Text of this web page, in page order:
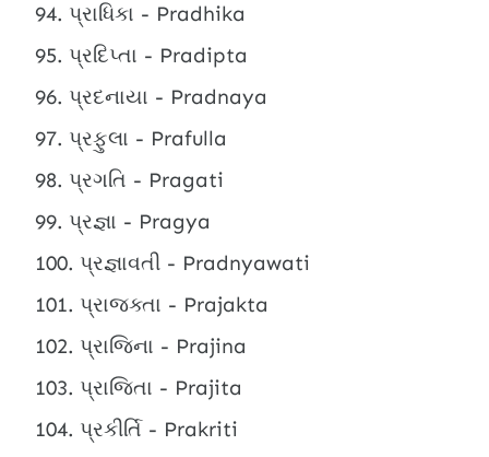
પ્રાધિકા - Pradhika
પ્રદિપ્તા - Pradipta
પ્રદનાયા - Pradnaya
પ્રફુલા - Prafulla
પ્રગતિ - Pragati
પ્રજ્ઞા - Pragya
પ્રજ્ઞાવતી - Pradnyawati
પ્રાજક્તા - Prajakta
પ્રાજિના - Prajina
પ્રાજિતા - Prajita
પ્રકીર્તિ - Prakriti